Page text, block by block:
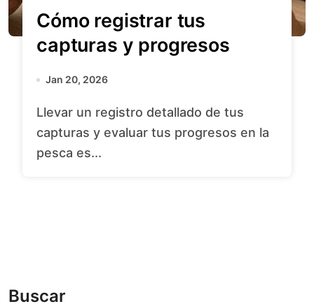
Cómo registrar tus
capturas y progresos
Jan 20, 2026
Llevar un registro detallado de tus
capturas y evaluar tus progresos en la
pesca es...
Buscar